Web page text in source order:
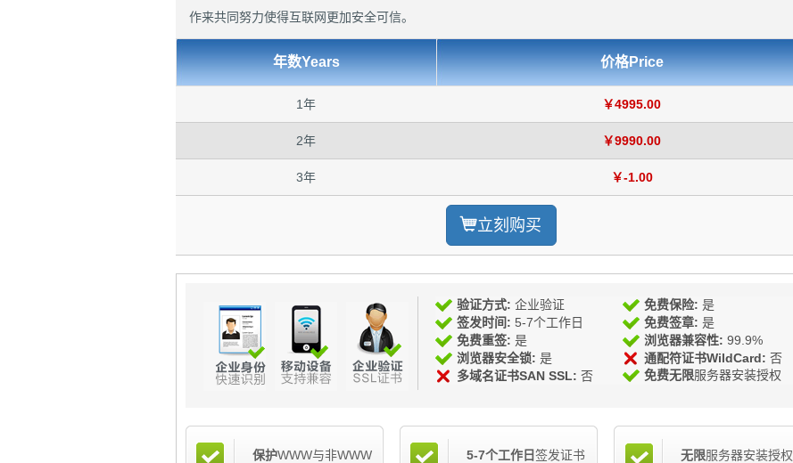
作来共同努力使得互联网更加安全可信。
年数Years 价格Price
1年 ￥4995.00
2年 ￥9990.00
3年 ￥-1.00
立刻购买
验证方式: 企业验证
签发时间: 5-7个工作日
免费重签: 是
浏览器安全锁: 是
多域名证书SAN SSL: 否
免费保险: 是
免费签章: 是
浏览器兼容性: 99.9%
通配符证书WildCard: 否
免费无限服务器安装授权
保护WWW与非WWW 5-7个工作日签发证书 无限服务器安装授权